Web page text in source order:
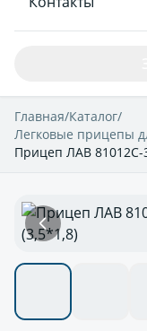
Главная/Каталог/
Легковые прицепы
Прицеп ЛАВ 81012С-